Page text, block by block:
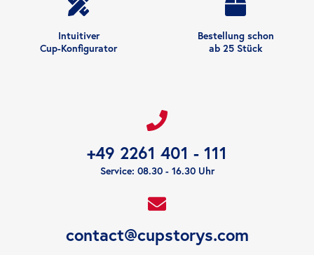
Intuitiver
Cup-Konfigurator
Bestellung schon
ab 25 Stück
+49 2261 401 - 111
Service: 08.30 - 16.30 Uhr
contact@cupstorys.com